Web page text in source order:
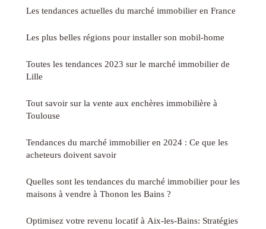
Les tendances actuelles du marché immobilier en France
Les plus belles régions pour installer son mobil-home
Toutes les tendances 2023 sur le marché immobilier de
Lille
Tout savoir sur la vente aux enchères immobilière à
Toulouse
Tendances du marché immobilier en 2024 : Ce que les
acheteurs doivent savoir
Quelles sont les tendances du marché immobilier pour les
maisons à vendre à Thonon les Bains ?
Optimisez votre revenu locatif à Aix-les-Bains: Stratégies